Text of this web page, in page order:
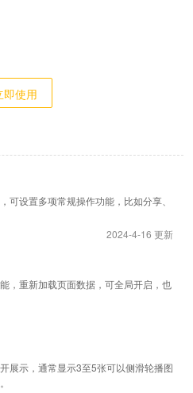
即使用
可设置多项常规操作功能，比如分享、
2024-4-16 更新
，重新加载页面数据，可全局开启，也
展示，通常显示3至5张可以侧滑轮播图